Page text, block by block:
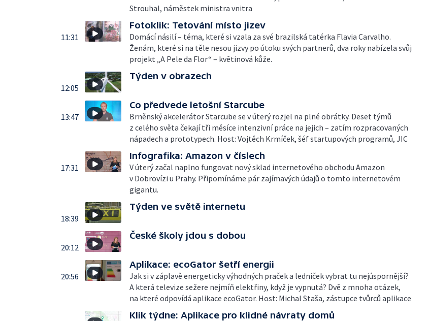
Strouhal, náměstek ministra vnitra
11:31
Fotoklik: Tetování místo jizev
Domácí násilí – téma, které si vzala za své brazilská tatérka Flavia Carvalho.
Ženám, které si na těle nesou jizvy po útoku svých partnerů, dva roky nabízela svůj
projekt „A Pele da Flor“ – květinová kůže.
12:05
Týden v obrazech
13:47
Co předvede letošní Starcube
Brněnský akcelerátor Starcube se v úterý rozjel na plné obrátky. Deset týmů
z celého světa čekají tři měsíce intenzivní práce na jejich – zatím rozpracovaných
nápadech a prototypech. Host: Vojtěch Krmíček, šéf startupových programů, JIC
17:31
Infografika: Amazon v číslech
V úterý začal naplno fungovat nový sklad internetového obchodu Amazon
v Dobrovízi u Prahy. Připomínáme pár zajímavých údajů o tomto internetovém
gigantu.
18:39
Týden ve světě internetu
20:12
České školy jdou s dobou
20:56
Aplikace: ecoGator šetří energii
Jak si v záplavě energeticky výhodných praček a ledniček vybrat tu nejúspornější?
A která televize sežere nejmíň elektřiny, když je vypnutá? Dvě z mnoha otázek,
na které odpovídá aplikace ecoGator. Host: Michal Staša, zástupce tvůrců aplikace
Klik týdne: Aplikace pro klidné návraty domů